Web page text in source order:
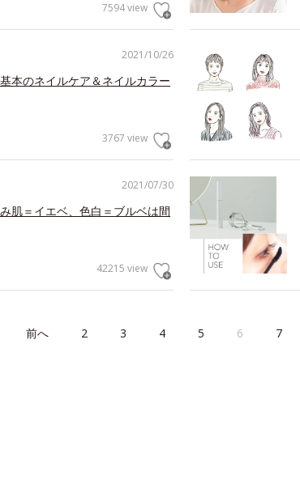
7594 view
2021/10/26
本のネイルケア＆ネイルカラー
3767 view
2021/07/30
肌＝イエベ、色白＝ブルベは間
42215 view
前へ 2 3 4 5 6 7